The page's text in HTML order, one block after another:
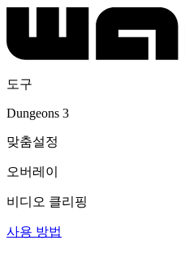
도구
Dungeons 3
맞춤설정
오버레이
비디오 클리핑
사용 방법